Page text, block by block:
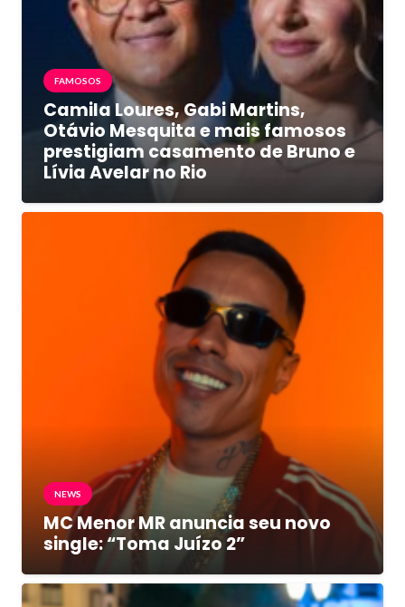
FAMOSOS
Camila Loures, Gabi Martins,
Otávio Mesquita e mais famosos
prestigiam casamento de Bruno e
Lívia Avelar no Rio
NEWS
MC Menor MR anuncia seu novo
single: “Toma Juízo 2”